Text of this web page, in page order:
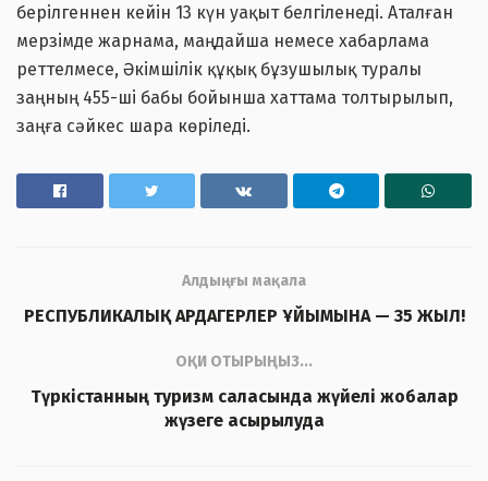
берілгеннен кейін 13 күн уақыт белгіленеді. Аталған
мерзімде жарнама, маңдайша немесе хабарлама
реттелмесе, Әкімшілік құқық бұзушылық туралы
заңның 455-ші бабы бойынша хаттама толтырылып,
заңға сәйкес шара көріледі.
Алдыңғы мақала
РЕСПУБЛИКАЛЫҚ АРДАГЕРЛЕР ҰЙЫМЫНА — 35 ЖЫЛ!
ОҚИ ОТЫРЫҢЫЗ...
Түркістанның туризм саласында жүйелі жобалар
жүзеге асырылуда